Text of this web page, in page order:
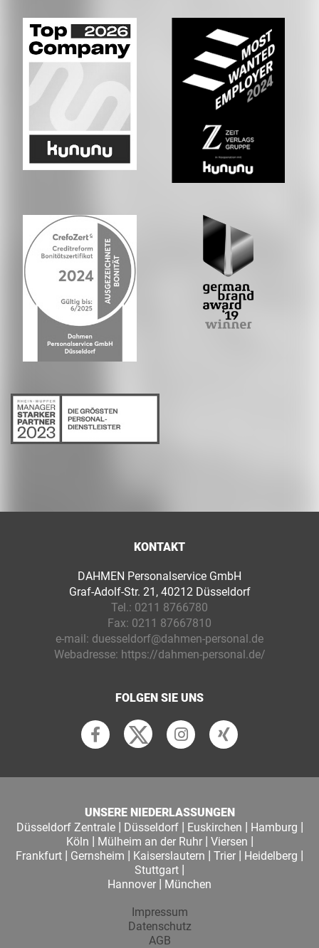
KONTAKT
DAHMEN Personalservice GmbH
Graf-Adolf-Str. 21, 40212 Düsseldorf
Tel.: 0211 8766780
Fax: 0211 87667810
e-mail: duesseldorf@dahmen-personal.de
Webadresse: https://dahmen-personal.de/
FOLGEN SIE UNS
UNSERE NIEDERLASSUNGEN
Düsseldorf Zentrale| Düsseldorf| Euskirchen | Hamburg |
Köln | Mülheim an der Ruhr| Viersen |
Frankfurt | Gernsheim | Kaiserslautern | Trier | Heidelberg |
Stuttgart |
Hannover | München
Impressum
Datenschutz
AGB